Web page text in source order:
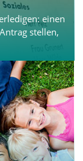
einen
stellen,